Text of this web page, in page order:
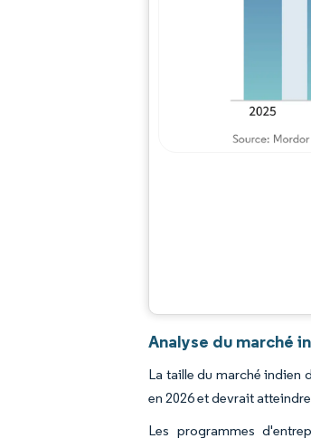
Analyse du marché
La taille du marché indien
en 2026 et devrait
Les programmes